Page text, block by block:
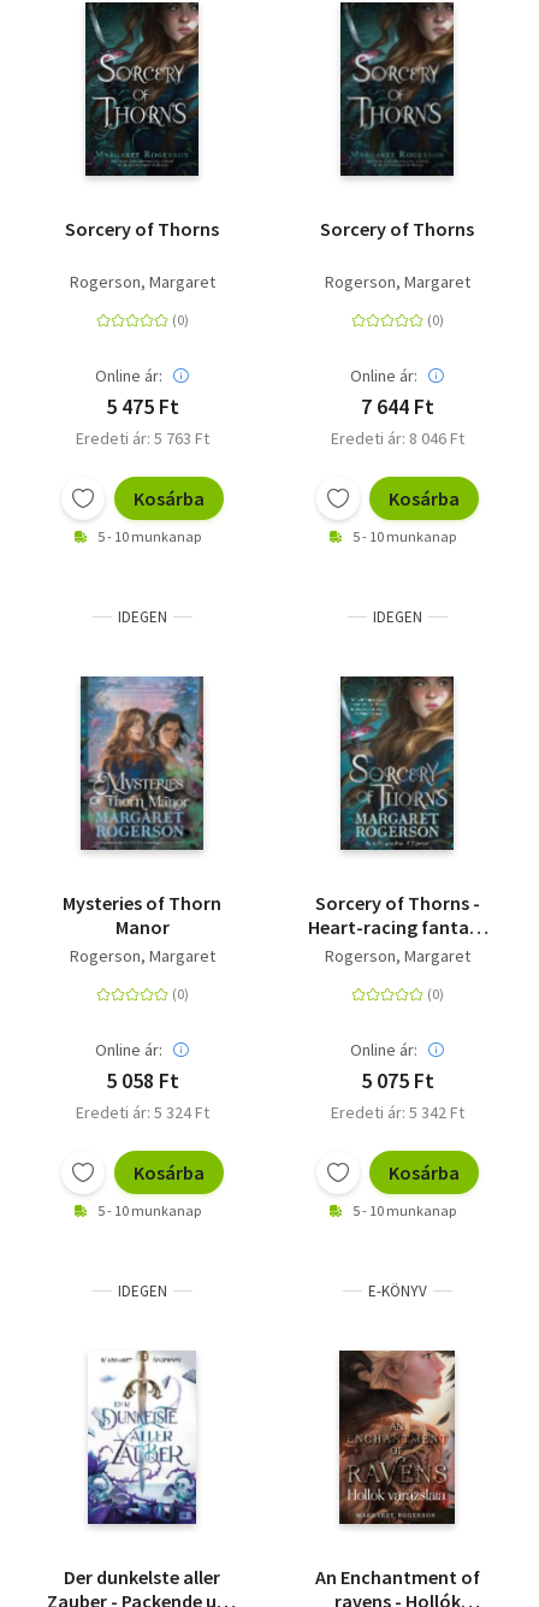
Sorcery of Thorns
Rogerson, Margaret
Online ár:
5 475 Ft
Eredeti ár: 5 763 Ft
Kosárba
5 - 10 munkanap
Sorcery of Thorns
Rogerson, Margaret
Online ár:
7 644 Ft
Eredeti ár: 8 046 Ft
Kosárba
5 - 10 munkanap
IDEGEN
Mysteries of Thorn
Manor
Rogerson, Margaret
Online ár:
5 058 Ft
Eredeti ár: 5 324 Ft
Kosárba
5 - 10 munkanap
IDEGEN
Sorcery of Thorns -
Heart-racing fantasy
from the New York
author of An
Ravens
Rogerson, Margaret
Online ár:
5 075 Ft
Eredeti ár: 5 342 Ft
Kosárba
5 - 10 munkanap
IDEGEN
Der dunkelste aller
Zauber - Packende und
E-KÖNYV
An Enchantment of
ravens - Hollók